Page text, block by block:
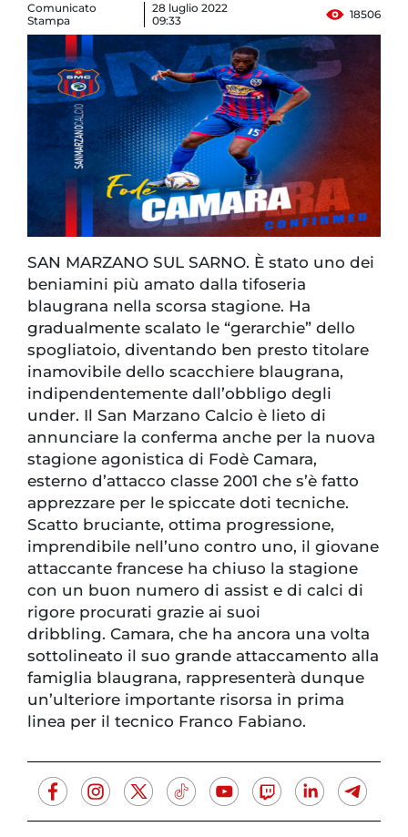
Comunicato
Stampa
28 luglio 2022
09:33
18506
SAN MARZANO SUL SARNO. È stato uno dei
beniamini più amato dalla tifoseria
blaugrana nella scorsa stagione. Ha
gradualmente scalato le “gerarchie” dello
spogliatoio, diventando ben presto titolare
inamovibile dello scacchiere blaugrana,
indipendentemente dall’obbligo degli
under. Il San Marzano Calcio è lieto di
annunciare la conferma anche per la nuova
stagione agonistica di Fodè Camara,
esterno d’attacco classe 2001 che s’è fatto
apprezzare per le spiccate doti tecniche.
Scatto bruciante, ottima progressione,
imprendibile nell’uno contro uno, il giovane
attaccante francese ha chiuso la stagione
con un buon numero di assist e di calci di
rigore procurati grazie ai suoi
dribbling. Camara, che ha ancora una volta
sottolineato il suo grande attaccamento alla
famiglia blaugrana, rappresenterà dunque
un’ulteriore importante risorsa in prima
linea per il tecnico Franco Fabiano.